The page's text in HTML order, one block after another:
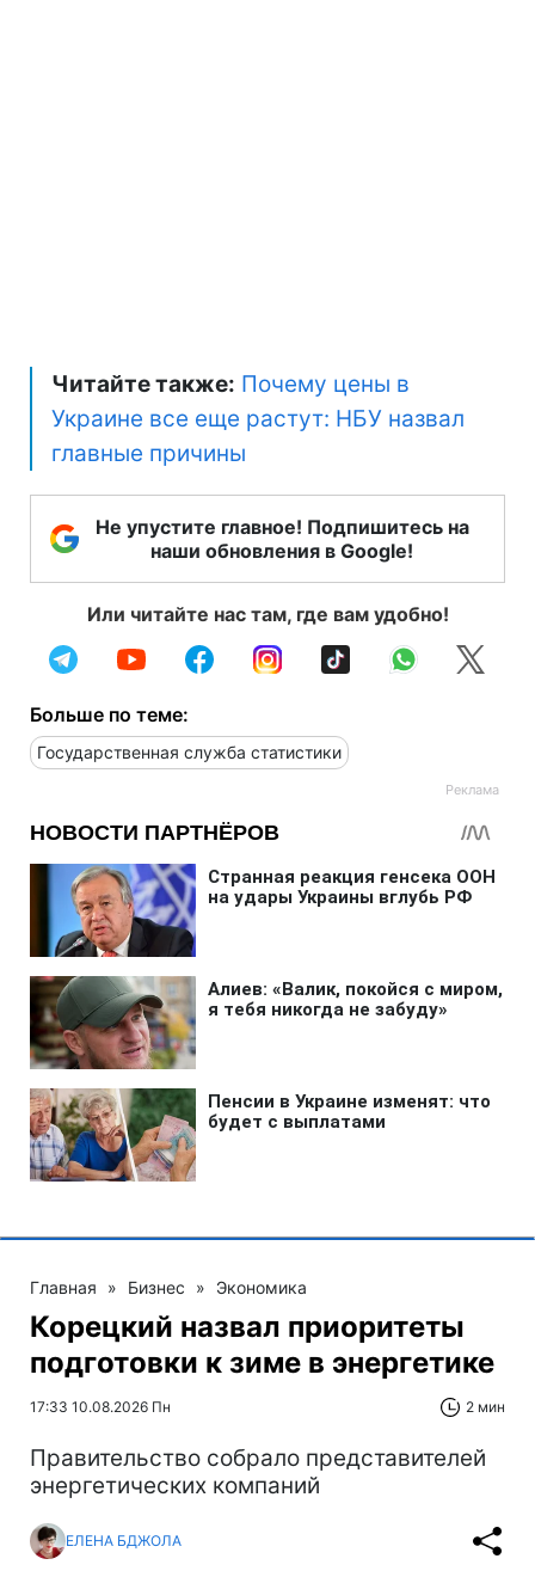
Читайте также: Почему цены в
Украине все еще растут: НБУ назвал
главные причины
Не упустите главное! Подпишитесь на
наши обновления в Google!
Или читайте нас там, где вам удобно!
Больше по теме:
Государственная служба статистики
Главная » Бизнес » Экономика
Корецкий назвал приоритеты
подготовки к зиме в энергетике
17:33 10.08.2026 Пн 2 мин
Правительство собрало представителей
энергетических компаний
ЕЛЕНА БДЖОЛА